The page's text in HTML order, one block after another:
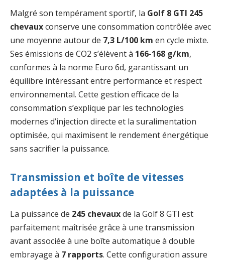
Malgré son tempérament sportif, la Golf 8 GTI 245
chevauxconserve une consommation contrôlée avec
une moyenne autour de 7,3 L/100 km en cycle mixte.
Ses émissions de CO2 s’élèvent à 166-168 g/km,
conformes à la norme Euro 6d, garantissant un
équilibre intéressant entre performance et respect
environnemental. Cette gestion efficace de la
consommation s’explique par les technologies
modernes d’injection directe et la suralimentation
optimisée, qui maximisent le rendement énergétique
sans sacrifier la puissance.
Transmission et boîte de vitesses
adaptées à la puissance
La puissance de 245 chevauxde la Golf 8 GTI est
parfaitement maîtrisée grâce à une transmission
avant associée à une boîte automatique à double
embrayage à 7 rapports. Cette configuration assure